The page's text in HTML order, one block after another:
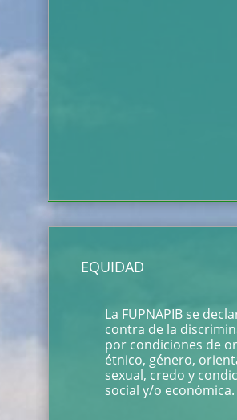
EQUIDAD
La FUPNAPIB se
contra de la
por condiciones de
étnico, género,
sexual, credo y
social y/o económica.